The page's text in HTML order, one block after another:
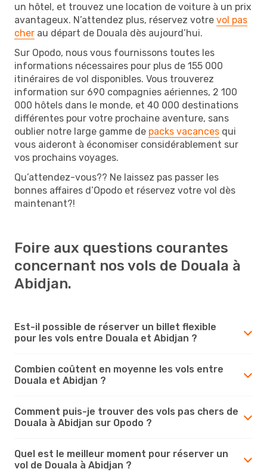
un hôtel, et trouvez une location de voiture à un prix
avantageux. N’attendez plus, réservez votre vol pas
cher au départ de Douala dès aujourd’hui.
Sur Opodo, nous vous fournissons toutes les
informations nécessaires pour plus de 155 000
itinéraires de vol disponibles. Vous trouverez
information sur 690 compagnies aériennes, 2 100
000 hôtels dans le monde, et 40 000 destinations
différentes pour votre prochaine aventure, sans
oublier notre large gamme de packs vacances qui
vous aideront à économiser considérablement sur
vos prochains voyages.
Qu’attendez-vous?? Ne laissez pas passer les
bonnes affaires d’Opodo et réservez votre vol dès
maintenant?!
Foire aux questions courantes
concernant nos vols de Douala à
Abidjan.
Est-il possible de réserver un billet flexible
pour les vols entre Douala et Abidjan ?
Combien coûtent en moyenne les vols entre
Douala et Abidjan ?
Comment puis-je trouver des vols pas chers de
Douala à Abidjan sur Opodo ?
Quel est le meilleur moment pour réserver un
vol de Douala à Abidjan ?